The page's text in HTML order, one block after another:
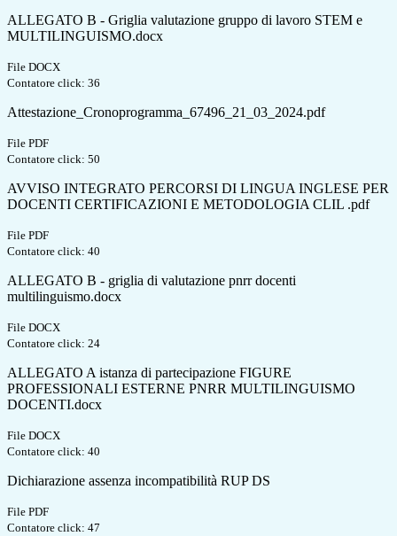
ALLEGATO B - Griglia valutazione gruppo di lavoro STEM e
MULTILINGUISMO.docx
File DOCX
Contatore click: 36
Attestazione_Cronoprogramma_67496_21_03_2024.pdf
File PDF
Contatore click: 50
AVVISO INTEGRATO PERCORSI DI LINGUA INGLESE PER
DOCENTI CERTIFICAZIONI E METODOLOGIA CLIL .pdf
File PDF
Contatore click: 40
ALLEGATO B - griglia di valutazione pnrr docenti
multilinguismo.docx
File DOCX
Contatore click: 24
ALLEGATO A istanza di partecipazione FIGURE
PROFESSIONALI ESTERNE PNRR MULTILINGUISMO
DOCENTI.docx
File DOCX
Contatore click: 40
Dichiarazione assenza incompatibilità RUP DS
File PDF
Contatore click: 47